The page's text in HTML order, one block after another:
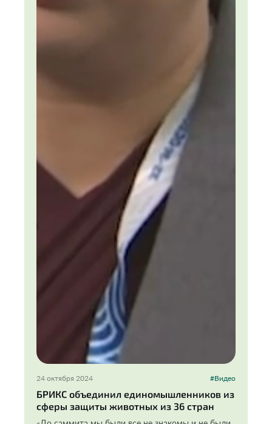
24 октября 2024 #Видео
БРИКС объединил единомышленников из
сферы защиты животных из 36 стран